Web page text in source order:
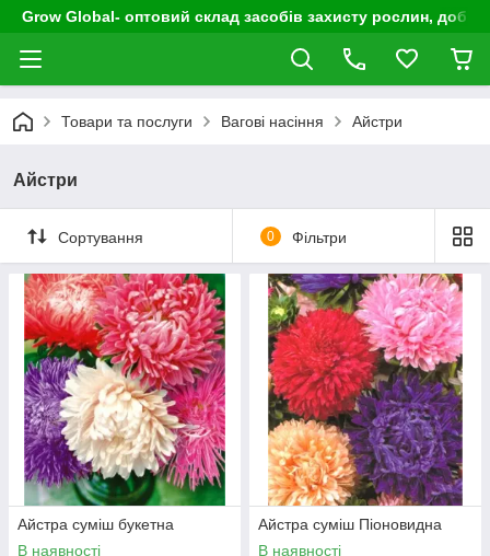
Grow Global- оптовий склад засобів захисту рослин,
Товари та послуги Вагові насіння Айстри
Айстри
Сортування 0 Фільтри
Айстра суміш букетна
В наявності
Айстра суміш Піоновидна
В наявності